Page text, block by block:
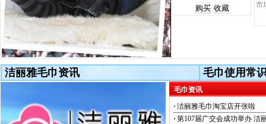
市
洁丽雅毛巾资讯 毛巾使用常
毛巾资讯
· 洁丽雅毛巾淘宝店开张啦
· 第107届广交会成功举办 洁